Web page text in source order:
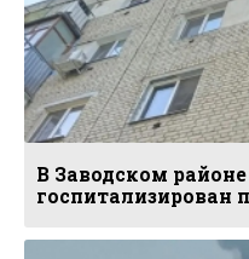
В Заводском
госпитализирован